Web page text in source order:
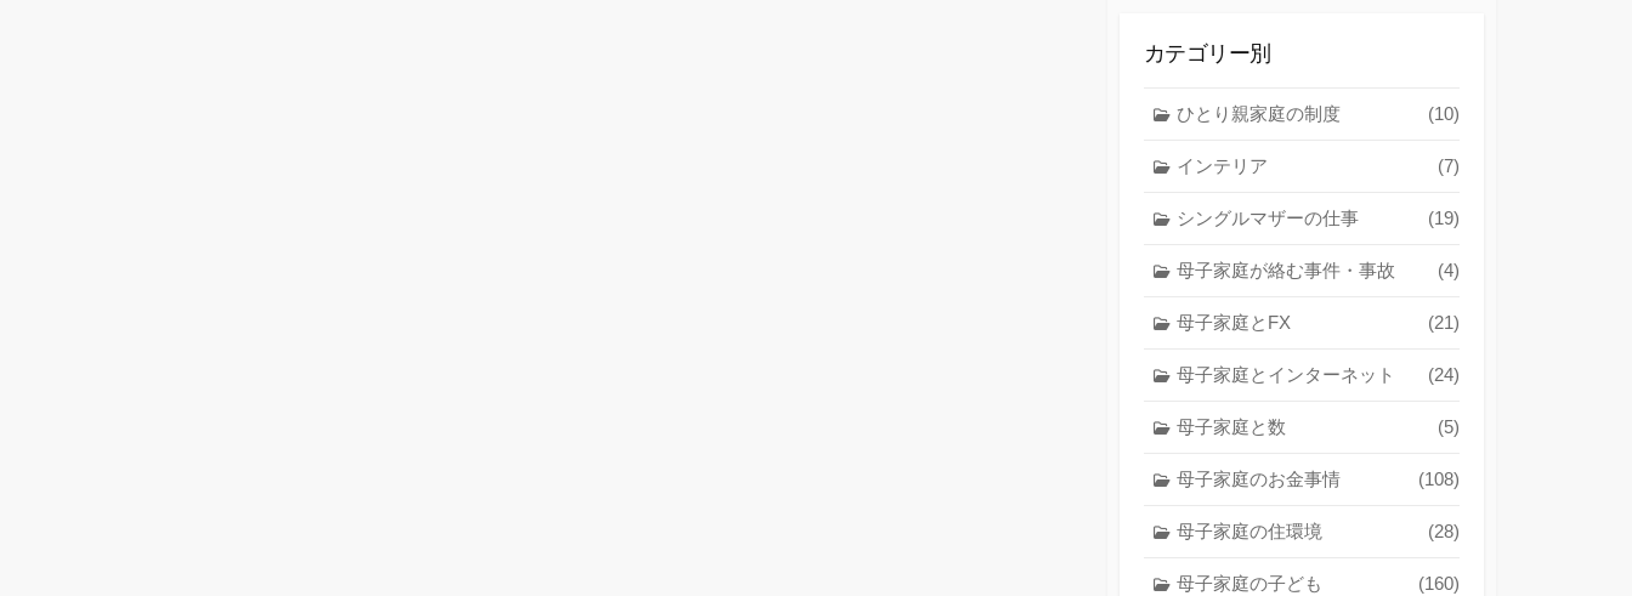
カテゴリー別
ひとり親家庭の制度 (10)
インテリア (7)
シングルマザーの仕事 (19)
母子家庭が絡む事件・事故 (4)
母子家庭とFX (21)
母子家庭とインターネット (24)
母子家庭と数 (5)
母子家庭のお金事情 (108)
母子家庭の住環境 (28)
母子家庭の子ども (160)